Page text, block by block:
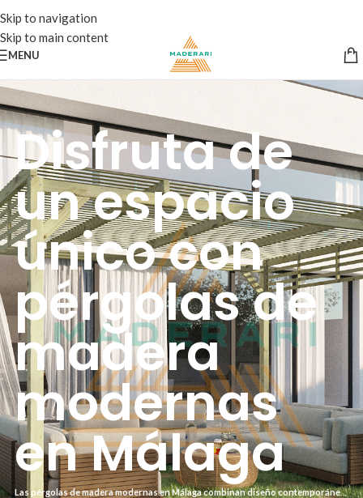
Skip to navigation
Skip to main content
MENU
Disfruta de
un espacio
único con
pérgolas de
madera
modernas
en Málaga
Las pérgolas de madera modernas en Málaga combinan diseño contemporáneo